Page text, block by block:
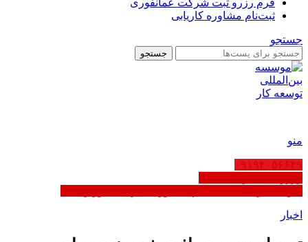
فرم رزرو ثبت شرکت عمانفوری
ثبت‌نام مشاوره کاریابی
جستجو
جستجو
منو
۰۹۱۹۴۰۵۶۶۴۹
اخبار